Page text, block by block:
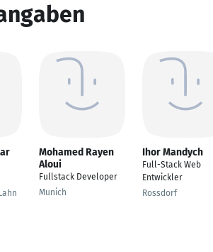
Mohamed Rayen
Aloui
Fullstack Developer
Munich
Ihor Mandych
Full-Stack Web
Entwickler
Rossdorf